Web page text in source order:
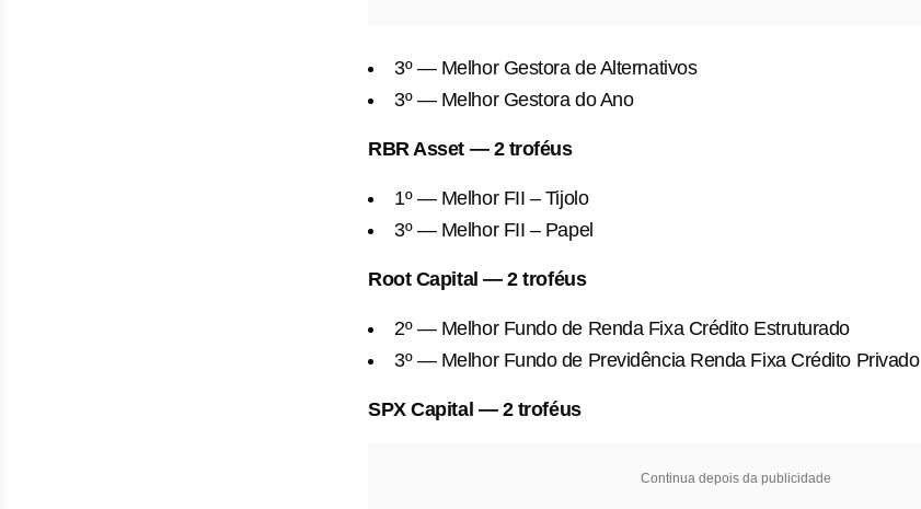
3º — Melhor Gestora de Alternativos
3º — Melhor Gestora do Ano
RBR Asset — 2 troféus
1º — Melhor FII – Tijolo
3º — Melhor FII – Papel
Root Capital — 2 troféus
2º — Melhor Fundo de Renda Fixa Crédito Estruturado
3º — Melhor Fundo de Previdência Renda Fixa Crédito Privado
SPX Capital — 2 troféus
Continua depois da publicidade